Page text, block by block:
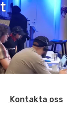
Kontakta oss